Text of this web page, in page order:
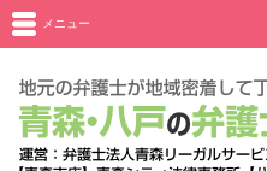
メニュー